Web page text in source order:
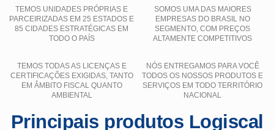
TEMOS UNIDADES PRÓPRIAS E
PARCEIRIZADAS EM 25 ESTADOS E
85 CIDADES ESTRATÉGICAS EM
TODO O PAÍS
SOMOS UMA DAS MAIORES
EMPRESAS DO BRASIL NO
SEGMENTO, COM PREÇOS
ALTAMENTE COMPETITIVOS
TEMOS TODAS AS LICENÇAS E
CERTIFICAÇÕES EXIGIDAS, TANTO
EM ÂMBITO FISCAL QUANTO
AMBIENTAL
NÓS ENTREGAMOS PARA VOCÊ
TODOS OS NOSSOS PRODUTOS E
SERVIÇOS EM TODO TERRITÓRIO
NACIONAL
Principais produtos Logiscal